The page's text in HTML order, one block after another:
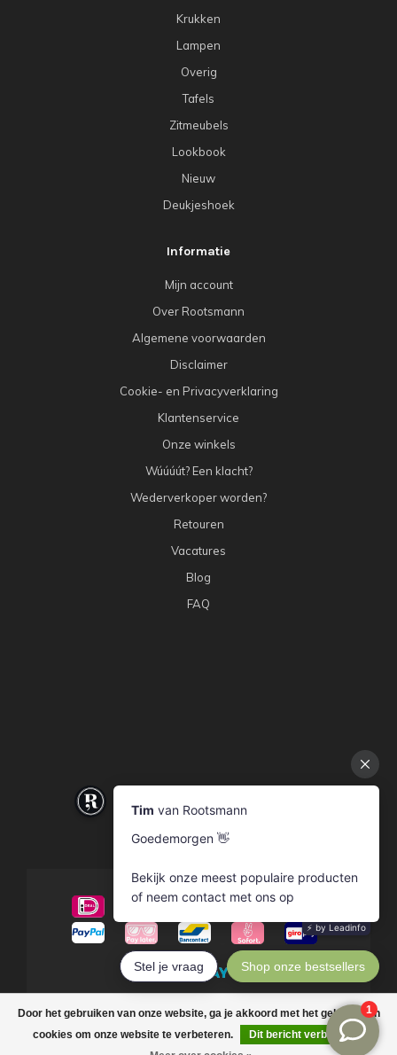
Door het gebruiken van onze website, ga je akkoord met het gebruik van
cookies om onze website te verbeteren.
Dit bericht verbergen
Krukken
Lampen
Overig
Tafels
Zitmeubels
Lookbook
Nieuw
Deukjeshoek
Informatie
Mijn account
Over Rootsmann
Algemene voorwaarden
Disclaimer
Cookie- en Privacyverklaring
Klantenservice
Onze winkels
Wúúúút? Een klacht?
Wederverkoper worden?
Retouren
Vacatures
Blog
FAQ